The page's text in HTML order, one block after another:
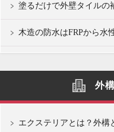
塗るだけで外壁タイルの
木造の防水はFRPから水
外
エクステリアとは？外構